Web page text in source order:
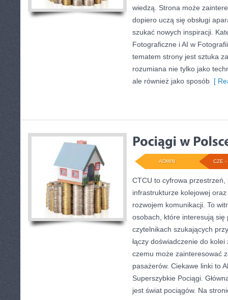
wiedzą. Strona może
dopiero uczą się obsługi
szukać nowych inspiracji.
Fotograficzne i AI w
tematem strony jest sztuka
rozumiana nie tylko jako
ale również jako sposób [
CZE -
ADMIN
CTCU to cyfrowa
infrastrukturze kolejowej
rozwojem komunikacji. To
osobach, które interesują
czytelnikach szukających
łączy doświadczenie do
czemu może zainteresować
pasażerów. Ciekawe linki to
Superszybkie Pociągi.
jest świat pociągów. Na